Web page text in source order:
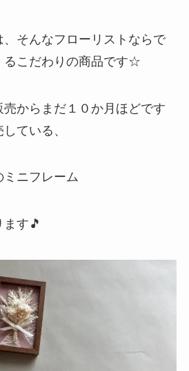
、そんなフローリストならで
るこだわりの商品です☆
からまだ１０か月ほどです
ている、
ニフレーム
す🎵